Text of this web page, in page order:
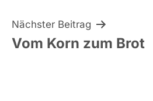
Nächster Beitrag
Vom Korn zum Brot